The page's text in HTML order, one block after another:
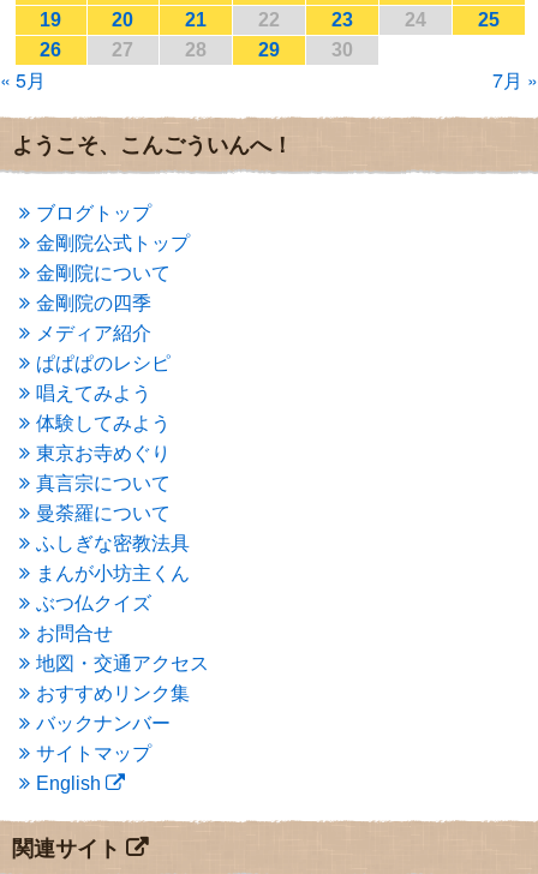
2017年1月(2)
2016年12月(4)
2016年11月
2016年10月
2016年8月
2016年7月
(3)
2016年5月(3)
2016年4月
(4)
2016年3月 (4)
2016年2月 (5)
2016年1月(3)
2015年12月(6)
2015年11月 (4)
2015年10月
(4)
2015年9月(3)
2015年8月(4)
2015年7月(4)
2015年6月(3)
2015年5月(1)
2015年4月(1)
2015年3月 (3)
2015年2月(3)
2015年1月(1)
2014年12月
2014年9月(1)
2014年5月 (1)
2014年4月
2014年1月(1)
2013年11月 (4)
2013年10月
2013年8月
(7)
2013年7月
(7)
19 20 21 22 23 24
25
26
27 28 29 30
« 5月 7月 »
ようこそ、こんごういんへ！
ブログトップ
金剛院公式トップ
金剛院について
金剛院の四季
メディア紹介
ぱぱぱのレシピ
唱えてみよう
体験してみよう
東京お寺めぐり
真言宗について
曼荼羅について
ふしぎな密教法具
まんが小坊主くん
ぶつ仏クイズ
お問合せ
地図・交通アクセス
おすすめリンク集
バックナンバー
サイトマップ
English
関連サイト